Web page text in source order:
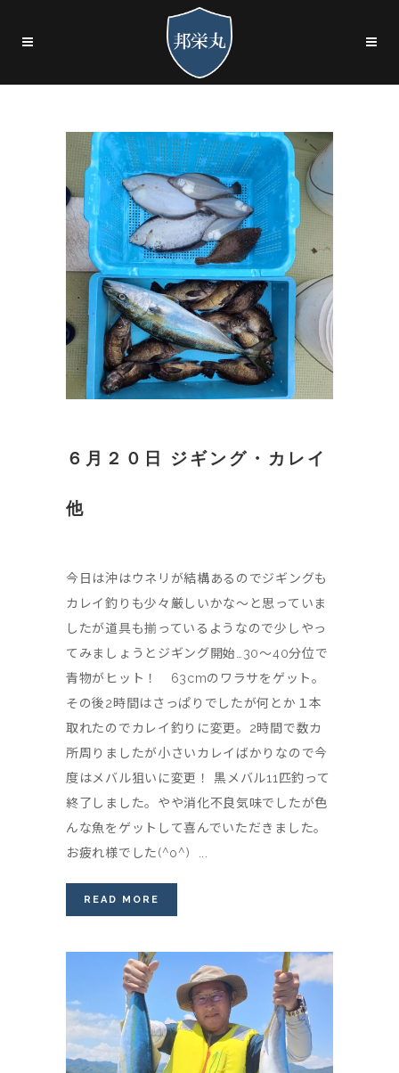
６月２０日 ジギング・カレイ
他
今日は沖はウネリが結構あるのでジギングも
カレイ釣りも少々厳しいかな〜と思っていま
したが道具も揃っているようなので少しやっ
てみましょうとジギング開始…30〜40分位で
青物がヒット！ 63cmのワラサをゲット。
その後2時間はさっぱりでしたが何とか１本
取れたのでカレイ釣りに変更。2時間で数カ
所周りましたが小さいカレイばかりなので今
度はメバル狙いに変更！ 黒メバル11匹釣って
終了しました。やや消化不良気味でしたが色
んな魚をゲットして喜んでいただきました。
お疲れ様でした(^o^) ...
READ MORE